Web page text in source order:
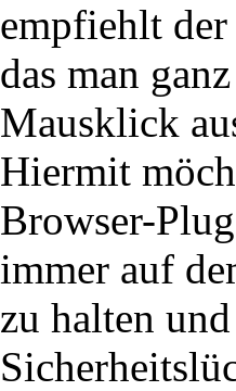
empfiehlt
das man
Mausklick
Hiermit
Browser-
immer auf
zu halten